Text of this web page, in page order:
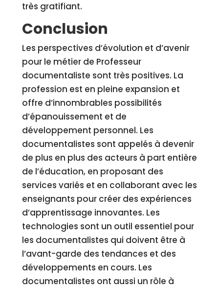
très gratifiant.
Conclusion
Les perspectives d’évolution et d’avenir
pour le métier de Professeur
documentaliste sont très positives. La
profession est en pleine expansion et
offre d’innombrables possibilités
d’épanouissement et de
développement personnel. Les
documentalistes sont appelés à devenir
de plus en plus des acteurs à part entière
de l’éducation, en proposant des
services variés et en collaborant avec les
enseignants pour créer des expériences
d’apprentissage innovantes. Les
technologies sont un outil essentiel pour
les documentalistes qui doivent être à
l’avant-garde des tendances et des
développements en cours. Les
documentalistes ont aussi un rôle à